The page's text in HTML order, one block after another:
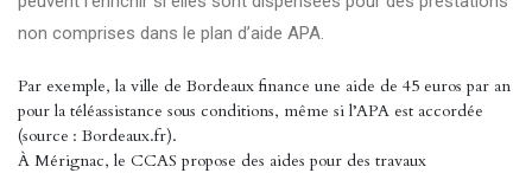
non comprises dans le plan d’aide APA.
Par exemple, la ville de Bordeaux finance une aide de 45 euros par an
pour la téléassistance sous conditions, même si l’APA est accordée
(source : Bordeaux.fr).
À Mérignac, le CCAS propose des aides pour des travaux